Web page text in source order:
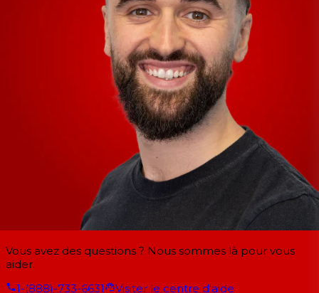
Vous avez des questions ? Nous sommes là pour vous
aider.
1-(888)-733-6631
Visiter le centre d'aide